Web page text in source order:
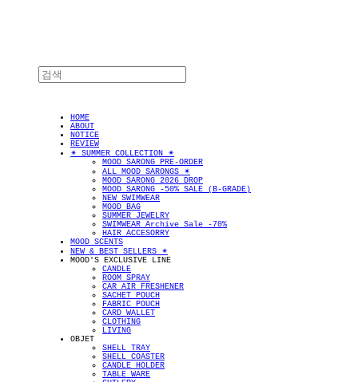
HOME
ABOUT
NOTICE
REVIEW
✴︎ SUMMER COLLECTION ✴︎
MOOD SARONG PRE-ORDER
ALL MOOD SARONGS ✴︎
MOOD SARONG 2026 DROP
MOOD SARONG -50% SALE (B-GRADE)
NEW SWIMWEAR
MOOD BAG
SUMMER JEWELRY
SWIMWEAR Archive Sale -70%
HAIR ACCESORRY
MOOD SCENTS
NEW & BEST SELLERS ✴︎
MOOD'S EXCLUSIVE LINE
CANDLE
ROOM SPRAY
CAR AIR FRESHENER
SACHET POUCH
FABRIC POUCH
CARD WALLET
CLOTHING
LIVING
OBJET
SHELL TRAY
SHELL COASTER
CANDLE HOLDER
TABLE WARE